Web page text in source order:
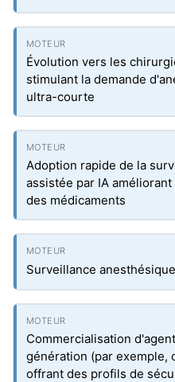
Évolution vers les
stimulant la demande
ultra-courte
Adoption rapide de la
assistée par IA
des médicaments
Surveillance
Commercialisation
génération (par exemple,
offrant des profils de